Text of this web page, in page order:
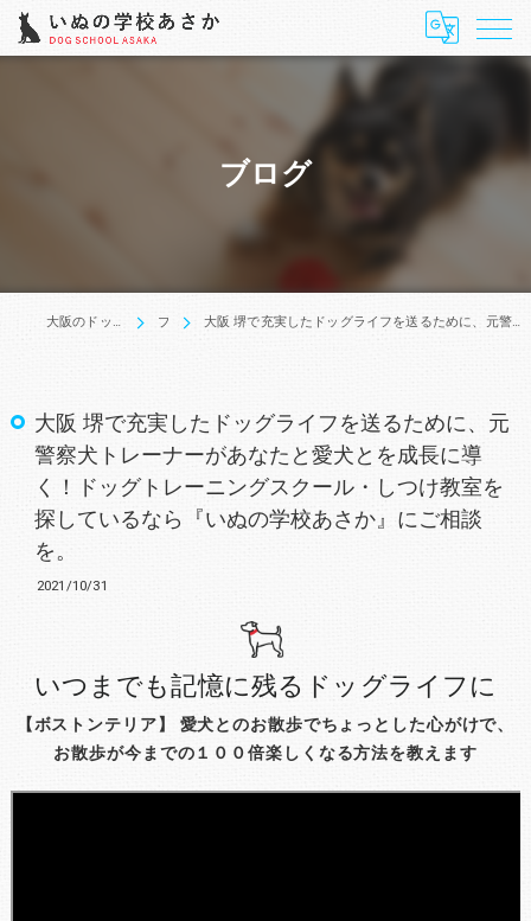
ブログ
大阪のドッグトレーニングはいぬの学校あさか ブログ 大阪 堺で充実したドッグライフを送るために、元警察犬トレーナーがあなたと愛犬とを成長に導く！ドッグトレーニングスクール・しつけ教室を探しているなら『いぬの学校あさか』にご相談を。
大阪 堺で充実したドッグライフを送るために、元
警察犬トレーナーがあなたと愛犬とを成長に導
く！ドッグトレーニングスクール・しつけ教室を
探しているなら『いぬの学校あさか』にご相談
を。
2021/10/31
【ボストンテリア】 愛犬とのお散歩でちょっとした心がけで、
お散歩が今までの１００倍楽しくなる方法を教えます
いつまでも記憶に残るドッグライフに